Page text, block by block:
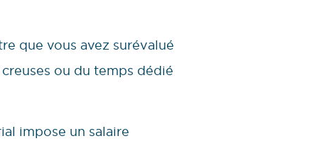
que vous avez surévalué
ou du temps dédié
impose un salaire